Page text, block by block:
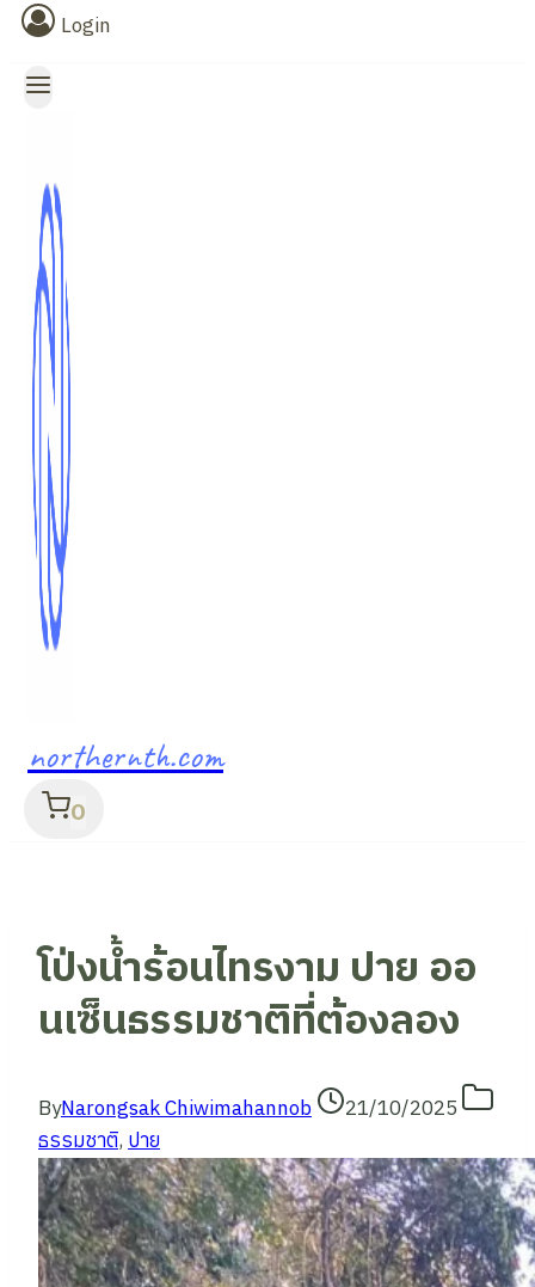
Login
northernth.com
0
โป่งน้ำร้อนไทรงาม ปาย ออ
นเซ็นธรรมชาติที่ต้องลอง
ByNarongsak Chiwimahannob
21/10/2025
ธรรมชาติ,ปาย